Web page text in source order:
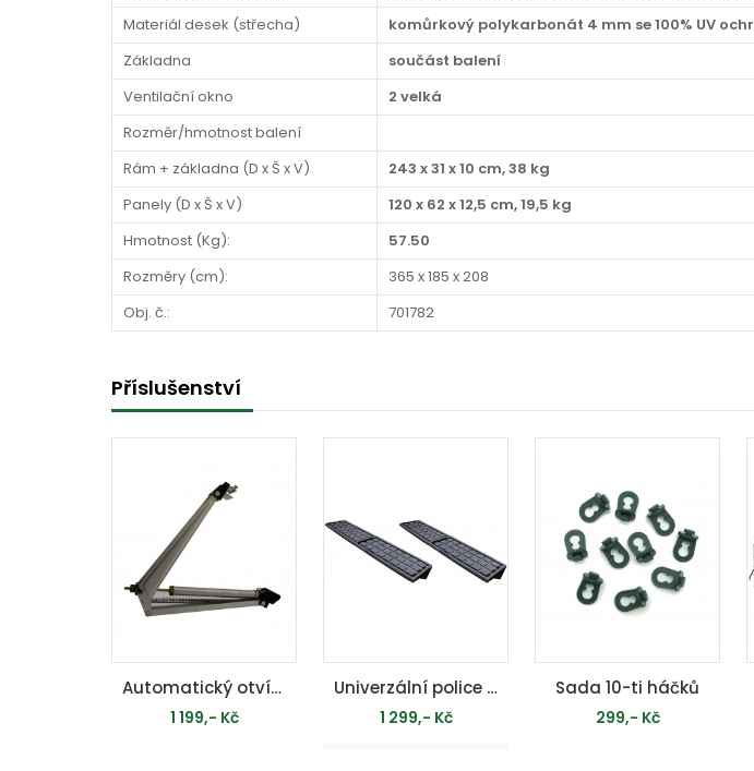
Materiál desek (střecha)
komůrkový polykarbonát 4 mm se 100% UV
Základna
součást balení
Ventilační okno
2 velká
Rozměr/hmotnost balení
Rám + základna (D x Š x V)
243 x 31 x 10 cm, 38 kg
Panely (D x Š x V)
120 x 62 x 12,5 cm, 19,5 kg
Hmotnost (Kg):
57.50
Rozměry (cm):
365 x 185 x 208
Obj. č.:
701782
Příslušenství
Automatický otvírač střešního okna
1 199,- Kč
Univerzální police – set 2 ks
1 299,- Kč
Sada 10-ti háčků
299,- Kč